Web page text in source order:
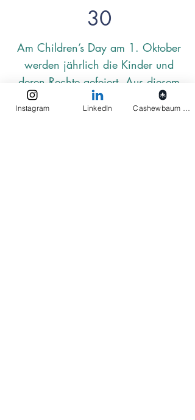
30
Am Children’s Day am 1. Oktober
werden jährlich die Kinder und
deren Rechte gefeiert. Aus diesem
Anlass findet in der Preschool ein
Fest statt. Die Preschool-Kinder
Instagram LinkedIn